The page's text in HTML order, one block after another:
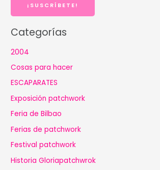
¡SUSCRÍBETE!
Categorías
2004
Cosas para hacer
ESCAPARATES
Exposición patchwork
Feria de Bilbao
Ferias de patchwork
Festival patchwork
Historia Gloriapatchwrok